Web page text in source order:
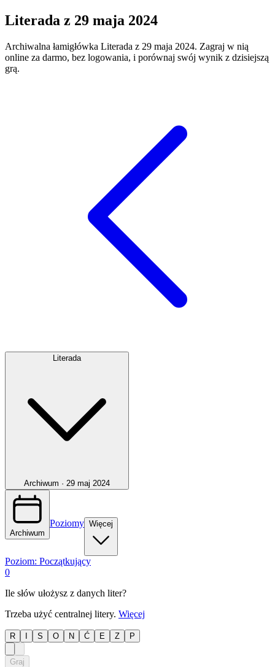
Literada z 29 maja 2024
Archiwalna łamigłówka Literada z 29 maja 2024. Zagraj w nią
online za darmo, bez logowania, i porównaj swój wynik z dzisiejszą
grą.
Literada
Archiwum · 29 maj 2024
Archiwum
Poziomy Więcej
Poziom: Początkujący
0
Ile słów ułożysz z danych liter?
Trzeba użyć centralnej litery. Więcej
R S O N Ć E Z P
Graj